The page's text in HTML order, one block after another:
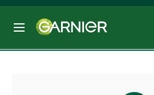
MENÚ
merecen